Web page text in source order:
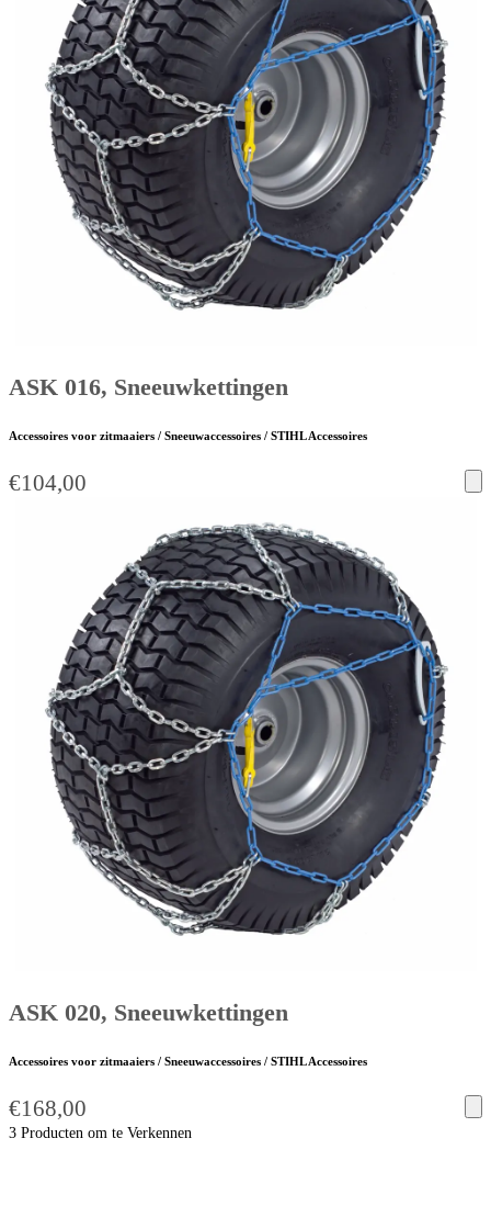
ASK 016, Sneeuwkettingen
Accessoires voor zitmaaiers / Sneeuwaccessoires / STIHL Accessoires
€104,00
ASK 020, Sneeuwkettingen
Accessoires voor zitmaaiers / Sneeuwaccessoires / STIHL Accessoires
€168,00
3 Producten om te Verkennen